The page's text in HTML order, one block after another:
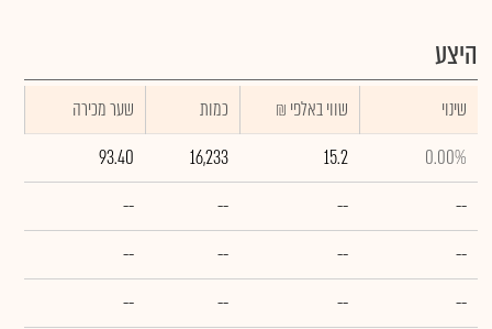
היצע
שינוי ₪ שווי באלפי כמות
שער מכירה
0.00%
15.2
16,233
93.40
--
--
--
--
--
--
--
--
--
--
--
--